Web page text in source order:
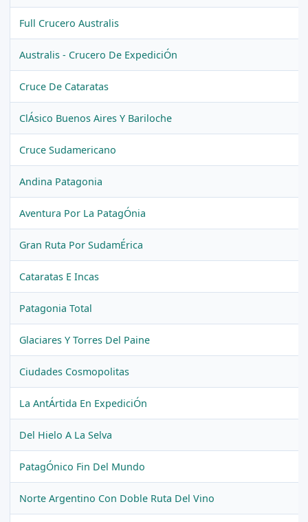
Full Crucero Australis
Australis - Crucero De ExpediciÓn
Cruce De Cataratas
ClÁsico Buenos Aires Y Bariloche
Cruce Sudamericano
Andina Patagonia
Aventura Por La PatagÓnia
Gran Ruta Por SudamÉrica
Cataratas E Incas
Patagonia Total
Glaciares Y Torres Del Paine
Ciudades Cosmopolitas
La AntÁrtida En ExpediciÓn
Del Hielo A La Selva
PatagÓnico Fin Del Mundo
Norte Argentino Con Doble Ruta Del Vino